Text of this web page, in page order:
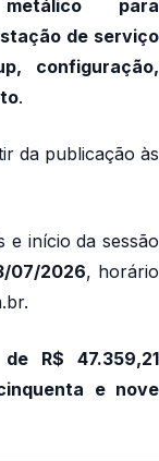
para
de serviço
configuração,
.
da publicação às
e início da sessão
07/2026, horário
de R$47.359,21
e nove